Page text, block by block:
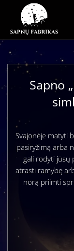
Sapno
Svajonėje matyti
pasiryžimą arba
gali rodyti jūsų
atrasti ramybę
norą priimti